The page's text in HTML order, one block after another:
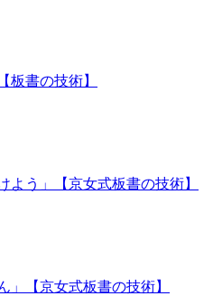
板書の技術】
よう」【京女式板書の技術】
」【京女式板書の技術】